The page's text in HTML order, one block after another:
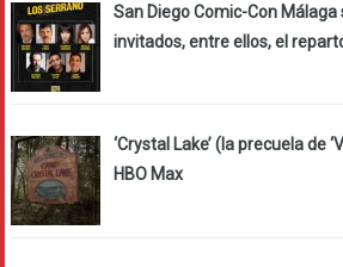
San Diego Comic-Con
invitados, entre ellos, el
‘Crystal Lake’ (la precuela de
HBO Max